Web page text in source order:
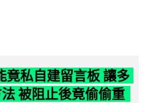
竟私自建留言板 讓多
被阻止後竟偷偷重